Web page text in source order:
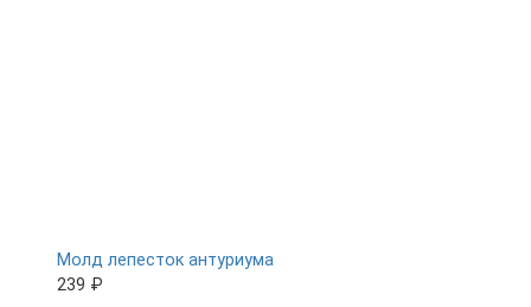
Молд лепесток антуриума
239 ₽